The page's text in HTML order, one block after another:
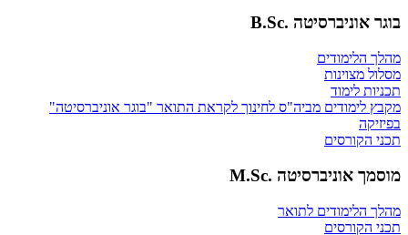
בוגר אוניברסיטה .B.Sc
מהלך הלימודים
מסלול מצוינות
תכניות לימוד
מקבץ לימודים מביה"ס לחינוך לקראת התואר "בוגר אוניברסיטה"
בפיזיקה
תכני הקורסים
מוסמך אוניברסיטה .M.Sc
מהלך הלימודים לתואר
תכני הקורסים